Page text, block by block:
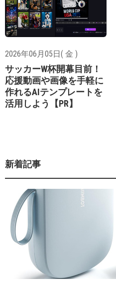
2026年06月05日( 金 )
サッカーW杯開幕目前！
応援動画や画像を手軽に
作れるAIテンプレートを
活用しよう【PR】
新着記事